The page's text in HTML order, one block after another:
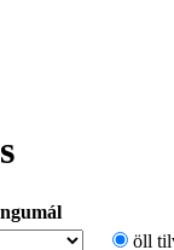
öll